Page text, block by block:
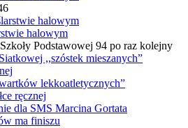
halowym
Podstawowej 94 po raz kolejny
,,szóstek mieszanych”
lekkoatletycznych”
ręcznej
dla SMS Marcina Gortata
ma finiszu